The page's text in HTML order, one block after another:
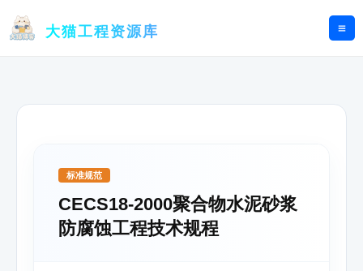
大猫工程资源库
标准规范
CECS18-2000聚合物水泥砂浆
防腐蚀工程技术规程